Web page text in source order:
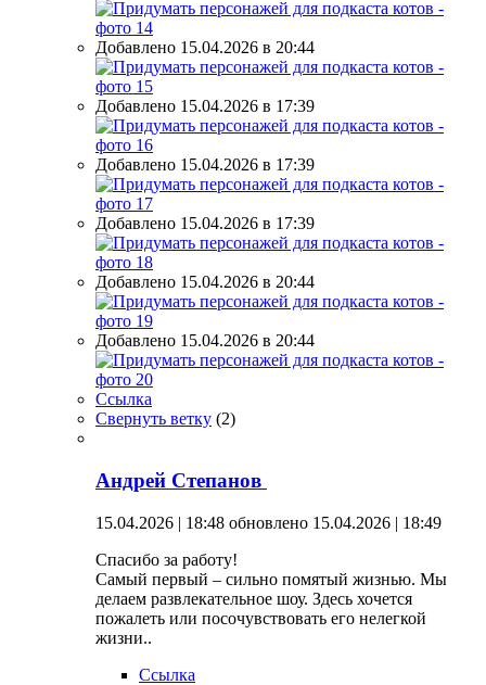
Добавлено 15.04.2026 в 20:44
Добавлено 15.04.2026 в 17:39
Добавлено 15.04.2026 в 17:39
Добавлено 15.04.2026 в 17:39
Добавлено 15.04.2026 в 20:44
Добавлено 15.04.2026 в 20:44
Ссылка
Свернуть ветку (2)
Андрей Степанов
15.04.2026 | 18:48 обновлено 15.04.2026 | 18:49
Спасибо за работу!
Самый первый – сильно помятый жизнью. Мы
делаем развлекательное шоу. Здесь хочется
пожалеть или посочувствовать его нелегкой
жизни..
Ссылка